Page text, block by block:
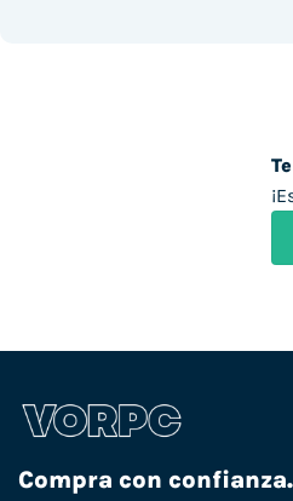
Compra con confianza.